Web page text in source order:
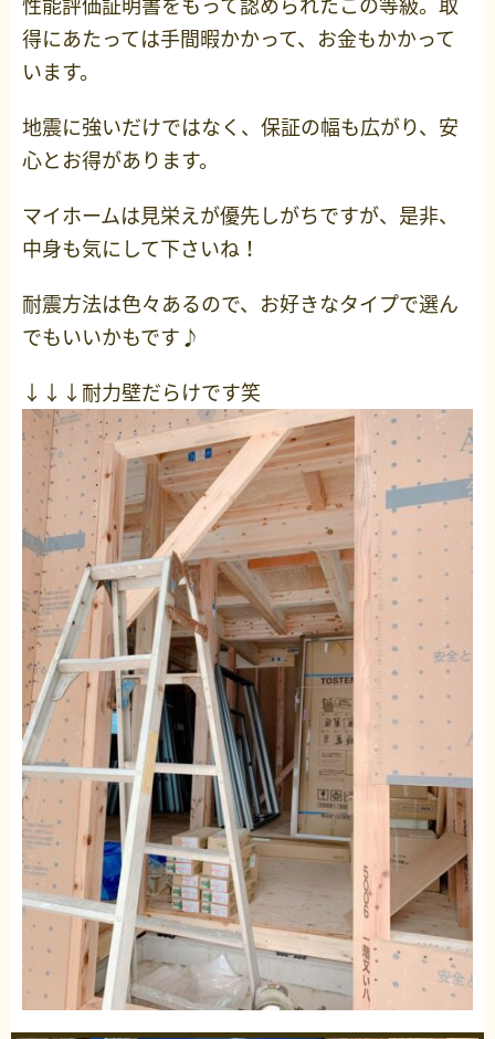
得にあたっては手間暇かかって、お金もかかって
います。
地震に強いだけではなく、保証の幅も広がり、安
心とお得があります。
マイホームは見栄えが優先しがちですが、是非、
中身も気にして下さいね！
耐震方法は色々あるので、お好きなタイプで選ん
でもいいかもです♪
↓↓↓耐力壁だらけです笑